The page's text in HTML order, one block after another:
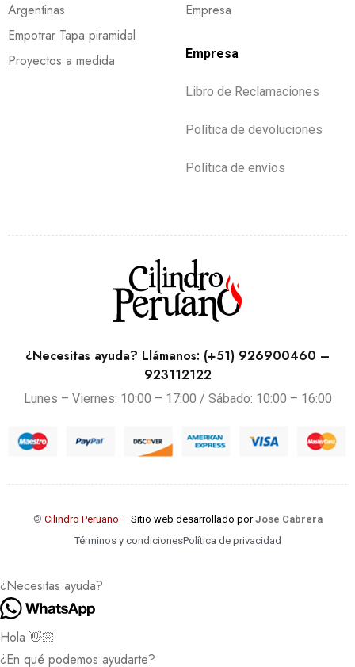
Argentinas
Empotrar Tapa piramidal
Proyectos a medida
Empresa
Empresa
Libro de Reclamaciones
Política de devoluciones
Política de envíos
¿Necesitas ayuda? Llámanos: (+51) 926900460 –
923112122
Lunes – Viernes: 10:00 – 17:00 / Sábado: 10:00 – 16:00
© Cilindro Peruano – Sitio web desarrollado por Jose Cabrera
Términos y condicionesPolítica de privacidad
¿Necesitas ayuda?
Hola 👋🏻
¿En qué podemos ayudarte?